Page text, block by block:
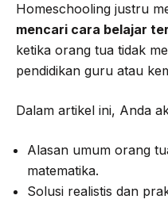
Homeschooling justru
mencari cara belajar
ketika orang tua tidak
pendidikan guru atau
Dalam artikel ini, Anda
Alasan umum orang
matematika.
Solusi realistis dan